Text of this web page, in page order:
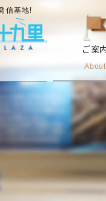
信基地!
ご案内
About